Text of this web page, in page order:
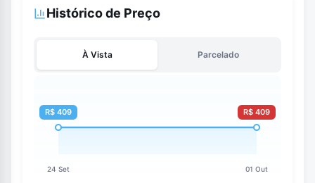
Histórico de Preço
À Vista Parcelado